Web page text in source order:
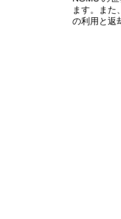
ます。また
の利用と返